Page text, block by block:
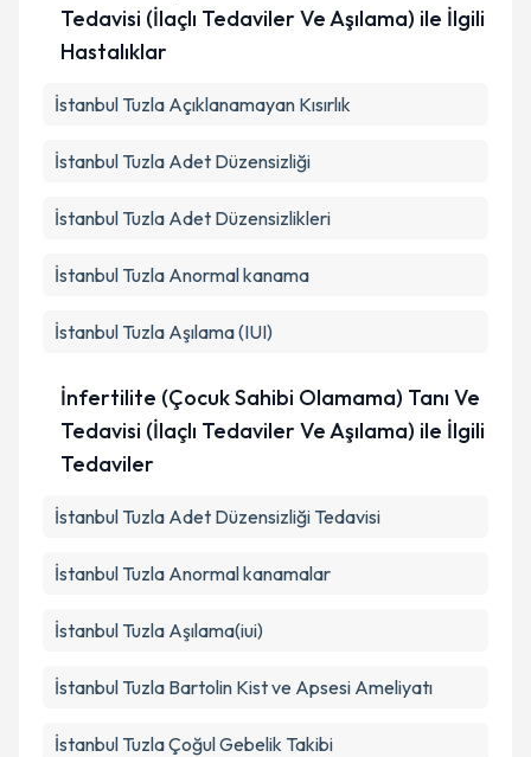
Tedavisi (İlaçlı Tedaviler Ve Aşılama) ile İlgili
Hastalıklar
İstanbul Tuzla Açıklanamayan Kısırlık
İstanbul Tuzla Adet Düzensizliği
İstanbul Tuzla Adet Düzensizlikleri
İstanbul Tuzla Anormal kanama
İstanbul Tuzla Aşılama (IUI)
İnfertilite (Çocuk Sahibi Olamama) Tanı Ve
Tedavisi (İlaçlı Tedaviler Ve Aşılama) ile İlgili
Tedaviler
İstanbul Tuzla Adet Düzensizliği Tedavisi
İstanbul Tuzla Anormal kanamalar
İstanbul Tuzla Aşılama(iui)
İstanbul Tuzla Bartolin Kist ve Apsesi Ameliyatı
İstanbul Tuzla Çoğul Gebelik Takibi